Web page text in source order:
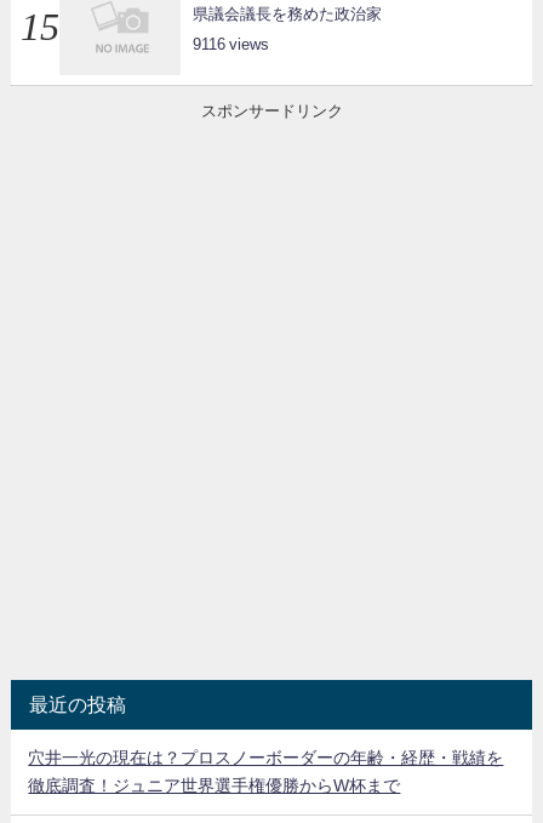
県議会議長を務めた政治家
9116
スポンサードリンク
最近の投稿
穴井一光の現在は？プロスノーボーダーの年齢・経歴・戦績を
徹底調査！ジュニア世界選手権優勝からW杯まで